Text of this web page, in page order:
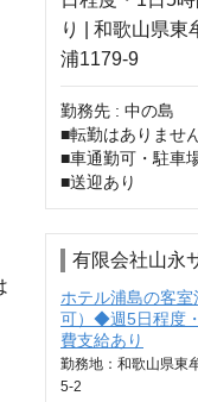
勤務先 : 中の島
■転勤はありませ
■車通勤可・駐車
■送迎あり
有限会社山永
ホテル浦島の客
可）◆週5日程度
費支給あり
勤務地：和歌山県東
5-2